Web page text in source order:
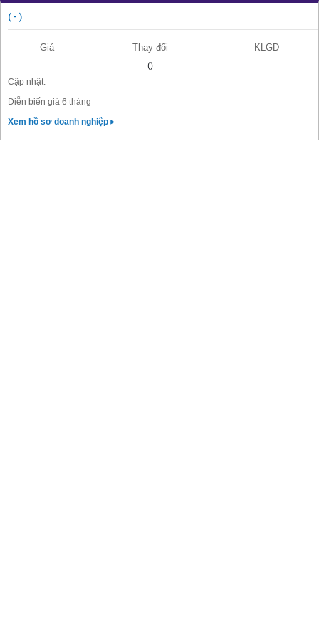
( - )
Giá Thay đổi KLGD
()
Cập nhật:
Diễn biến giá 6 tháng
Xem hồ sơ doanh nghiệp